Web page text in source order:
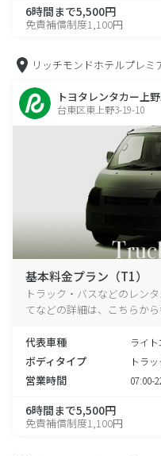
6時間まで5,500円
免責補償制度1,100円
リッチモンドホテルプレミ
トヨタレンタカー上
台東区東上野3-19-10
基本料金プラン（T1）
トラック・バスなどのレン
てなどの詳細は、こちらか
代表車種 ライ
ボディタイプ トラ
営業時間 07:00-
6時間まで5,500円
免責補償制度1,100円